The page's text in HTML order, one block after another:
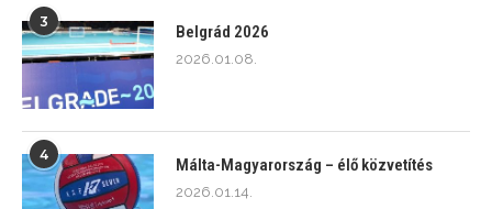
3
Belgrád 2026
2026.01.08.
4
Málta-Magyarország – élő közvetítés
2026.01.14.